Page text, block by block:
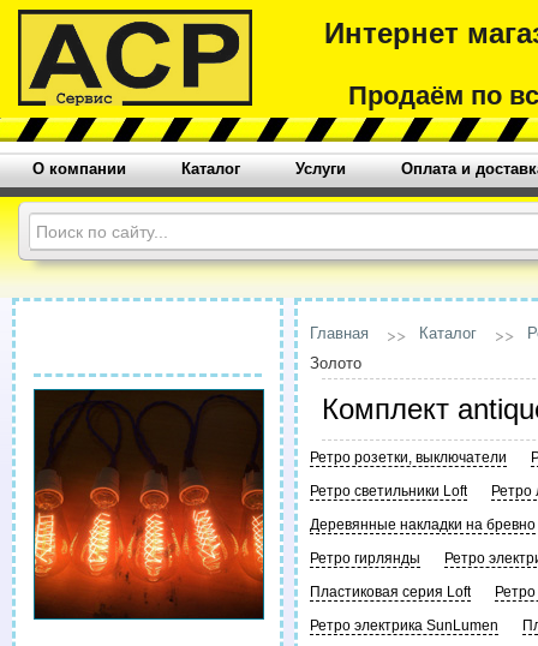
Интернет
Продаём по
О компании Каталог Услуги Оплата и
Главная Каталог
Золото
Комплект
Ретро розетки, выключатели
Ретро светильники Loft
Деревянные накладки на бревно
Ретро гирлянды
Ретро
Пластиковая серия Loft
Ретро электрика SunLumen